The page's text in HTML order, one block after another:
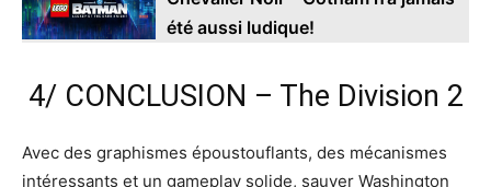
été aussi ludique!
4/ CONCLUSION – The Division 2
Avec des graphismes époustouflants, des mécanismes
intéressants et un gameplay solide, sauver Washington